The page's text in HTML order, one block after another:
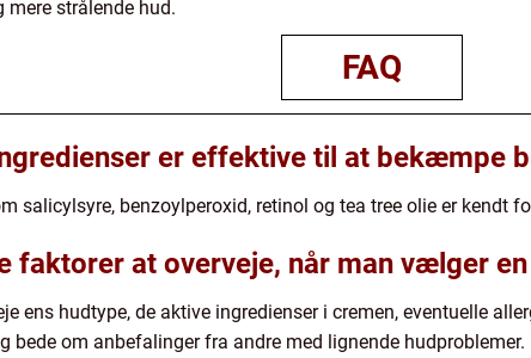
mere strålende hud.
FAQ
er effektive til at bekæmpe
salicylsyre, benzoylperoxid, retinol og tea tree olie er kendt
faktorer at overveje, når man vælger
ens hudtype, de aktive ingredienser i cremen, eventuelle
bede om anbefalinger fra andre med lignende hudproblemer.